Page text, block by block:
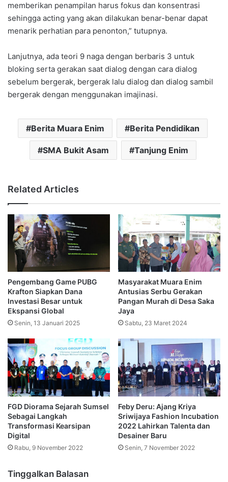
memberikan penampilan harus fokus dan konsentrasi
sehingga acting yang akan dilakukan benar-benar dapat
menarik perhatian para penonton,” tutupnya.
Lanjutnya, ada teori 9 naga dengan berbaris 3 untuk
bloking serta gerakan saat dialog dengan cara dialog
sebelum bergerak, bergerak lalu dialog dan dialog sambil
bergerak dengan menggunakan imajinasi.
Berita Muara Enim Berita Pendidikan
SMA Bukit Asam Tanjung Enim
Related Articles
Pengembang Game PUBG
Krafton Siapkan Dana
Investasi Besar untuk
Ekspansi Global
Senin, 13 Januari 2025
Masyarakat Muara Enim
Antusias Serbu Gerakan
Pangan Murah di Desa Saka
Jaya
Sabtu, 23 Maret 2024
FGD Diorama Sejarah Sumsel
Sebagai Langkah
Transformasi Kearsipan
Digital
Rabu, 9 November 2022
Feby Deru: Ajang Kriya
Sriwijaya Fashion Incubation
2022 Lahirkan Talenta dan
Desainer Baru
Senin, 7 November 2022
Tinggalkan Balasan